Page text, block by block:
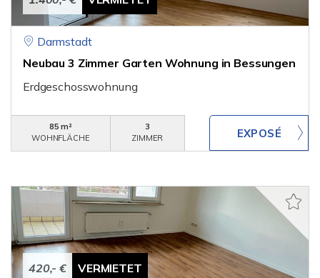
Darmstadt
Neubau 3 Zimmer Garten Wohnung in Bessungen
Erdgeschosswohnung
85 m²
WOHNFLÄCHE
3
ZIMMER
420,- € VERMIETET